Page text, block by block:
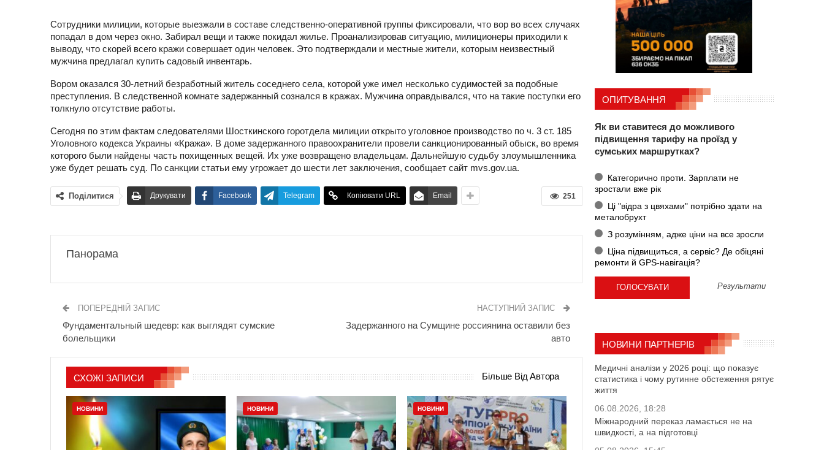
Сотрудники милиции, которые выезжали в составе следственно-оперативной группы фиксировали, что вор во всех случаях
попадал в дом через окно. Забирал вещи и также покидал жилье. Проанализировав ситуацию, милиционеры приходили к
выводу, что скорей всего кражи совершает один человек. Это подтверждали и местные жители, которым неизвестный
мужчина предлагал купить садовый инвентарь.
Вором оказался 30-летний безработный житель соседнего села, которой уже имел несколько судимостей за подобные
преступления. В следственной комнате задержанный сознался в кражах. Мужчина оправдывался, что на такие поступки его
толкнуло отсутствие работы.
Сегодня по этим фактам следователями Шосткинского горотдела милиции открыто уголовное производство по ч. 3 ст. 185
Уголовного кодекса Украины «Кража». В доме задержанного правоохранители провели санкционированный обыск, во время
которого были найдены часть похищенных вещей. Их уже возвращено владельцам. Дальнейшую судьбу злоумышленника
уже будет решать суд. По санкции статьи ему угрожает до шести лет заключения, сообщает сайт mvs.gov.ua.
251
Поділитися Друкувати Facebook Telegram Копіювати URL Email
Панорама
ПОПЕРЕДНІЙ ЗАПИС
Фундаментальный шедевр: как выглядят сумские
болельщики
НАСТУПНИЙ ЗАПИС
Задержанного на Сумщине россиянина оставили без
авто
СХОЖІ ЗАПИСИ Більше Від Автора
НОВИНИ НОВИНИ НОВИНИ
ОПИТУВАННЯ
Як ви ставитеся до можливого
підвищення тарифу на проїзд у
сумських маршрутках?
Категорично проти. Зарплати не
зростали вже рік
Ці "відра з цвяхами" потрібно здати на
металобрухт
З розумінням, адже ціни на все зросли
Ціна підвищиться, а сервіс? Де обіцяні
ремонти й GPS-навігація?
Результати
НОВИНИ ПАРТНЕРІВ
Медичні аналізи у 2026 році: що показує
статистика і чому рутинне обстеження рятує
життя
06.08.2026, 18:28
Міжнародний переказ ламається не на
швидкості, а на підготовці